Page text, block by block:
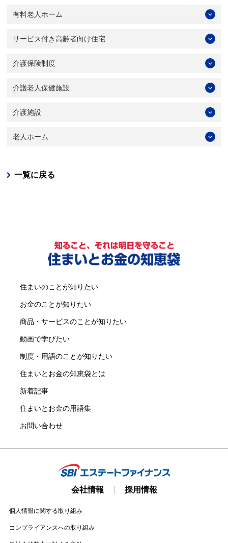
有料老人ホーム
サービス付き高齢者向け住宅
介護保険制度
介護老人保健施設
介護施設
老人ホーム
一覧に戻る
住まいのことが知りたい
お金のことが知りたい
商品・サービスのことが知りたい
動画で学びたい
制度・用語のことが知りたい
住まいとお金の知恵袋とは
新着記事
住まいとお金の用語集
お問い合わせ
会社情報 採用情報
個人情報に関する取り組み
コンプライアンスへの取り組み